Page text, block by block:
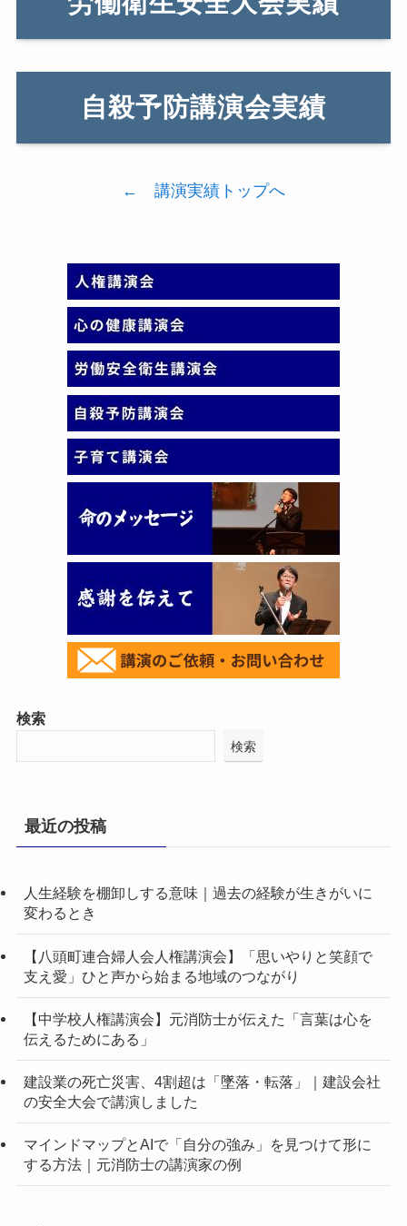
自殺予防講演会実績
← 講演実績トップへ
検索
検索
最近の投稿
人生経験を棚卸しする意味｜過去の経験が生きがいに
変わるとき
【八頭町連合婦人会人権講演会】「思いやりと笑顔で
支え愛」ひと声から始まる地域のつながり
【中学校人権講演会】元消防士が伝えた「言葉は心を
伝えるためにある」
建設業の死亡災害、4割超は「墜落・転落」｜建設会社
の安全大会で講演しました
マインドマップとAIで「自分の強み」を見つけて形に
する方法｜元消防士の講演家の例